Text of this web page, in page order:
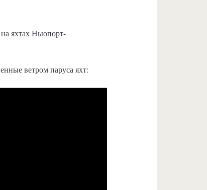
яхтах Ньюпорт-
ветром паруса яхт: